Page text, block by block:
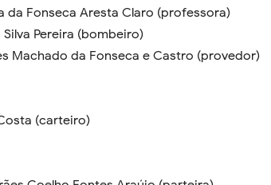
da Fonseca Aresta Claro (professora)
Pereira (bombeiro)
Machado da Fonseca e Castro (provedor)
(carteiro)